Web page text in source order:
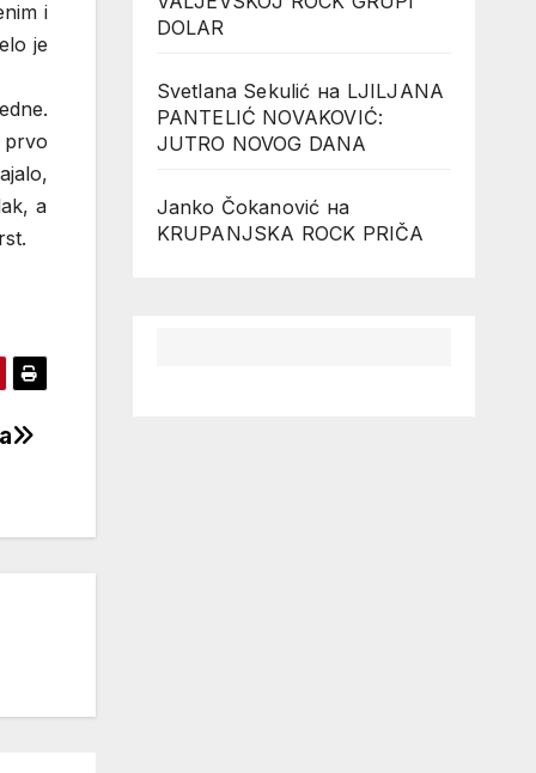
i
je
a
DOLAR
Svetlana Sekulić на LJILJANA
PANTELIĆ NOVAKOVIĆ:
JUTRO NOVOG DANA
Janko Čokanović на
KRUPANJSKA ROCK PRIČA